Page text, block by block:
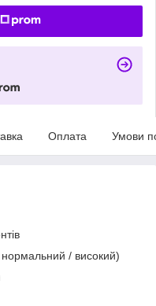
Оплата Умови
нормальний / високий)